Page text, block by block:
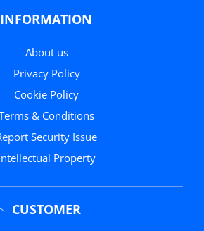
INFORMATION
About us
Privacy Policy
Cookie Policy
Terms & Conditions
Report Security Issue
Intellectual Property
CUSTOMER